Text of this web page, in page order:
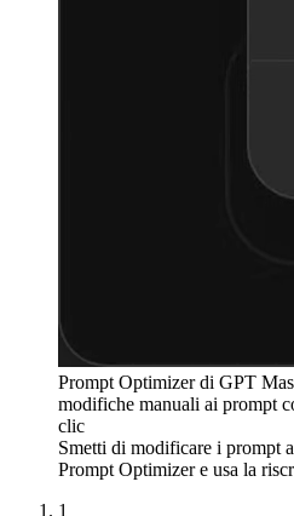
Prompt Optimizer di GPT
modifiche manuali ai prompt
clic
Smetti di modificare i prompt
Prompt Optimizer e usa la
1